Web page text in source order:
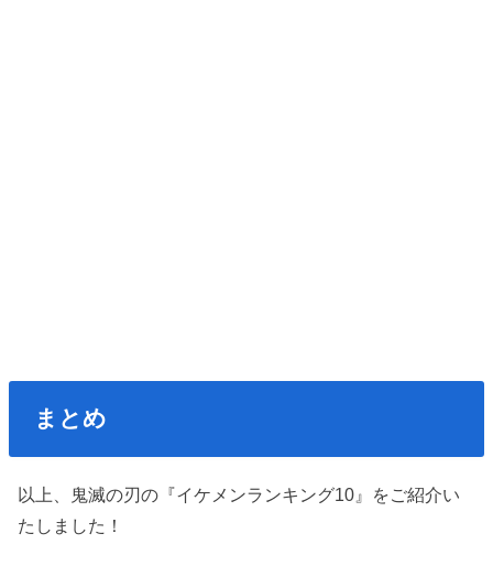
まとめ
以上、鬼滅の刃の『イケメンランキング10』をご紹介い
たしました！